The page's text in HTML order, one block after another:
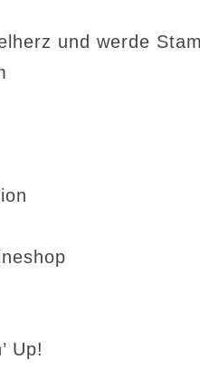
und werde
Up!